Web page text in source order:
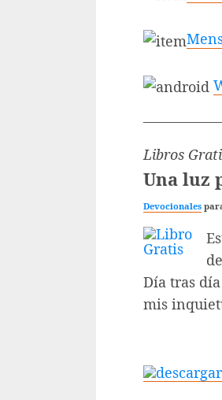
Libros
Una luz
Devocionales
Día tras
mis